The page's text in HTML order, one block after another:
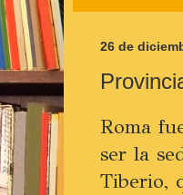
26 de
Roma
ser la
Tiberio,